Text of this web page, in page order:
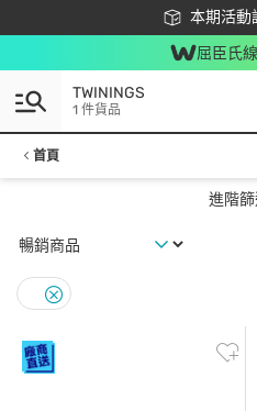
本期活動
下載app
屈臣氏
TWININGS
1 件貨品
首頁
進階